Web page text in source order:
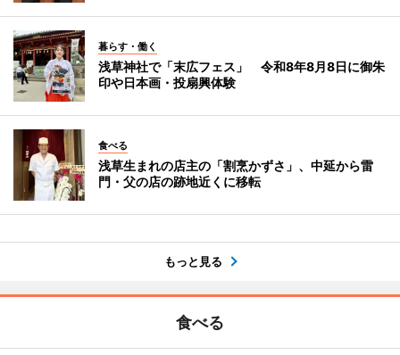
暮らす・働く
浅草神社で「末広フェス」 令和8年8月8日に御朱
印や日本画・投扇興体験
食べる
浅草生まれの店主の「割烹かずさ」、中延から雷
門・父の店の跡地近くに移転
もっと見る
食べる